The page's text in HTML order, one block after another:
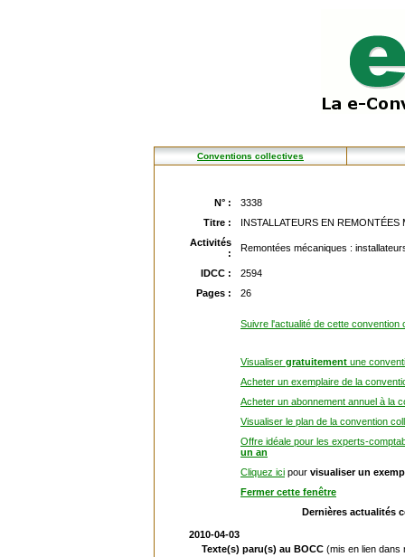
Conventions collectives
N° :
3338
Titre :
INSTALLATEURS EN
Activités
:
Remontées mécaniques :
IDCC :
2594
Pages :
26
Suivre l'actualité de cette convention
Visualiser gratuitement une
Acheter un exemplaire de la
Acheter un abonnement annuel à la
Visualiser le plan de la convention
Offre idéale pour les experts-
un an
Cliquez ici pour visualiser un
Fermer cette fenêtre
Dernières actualités
2010-04-03
Texte(s) paru(s) au BOCC (mis en lien dans